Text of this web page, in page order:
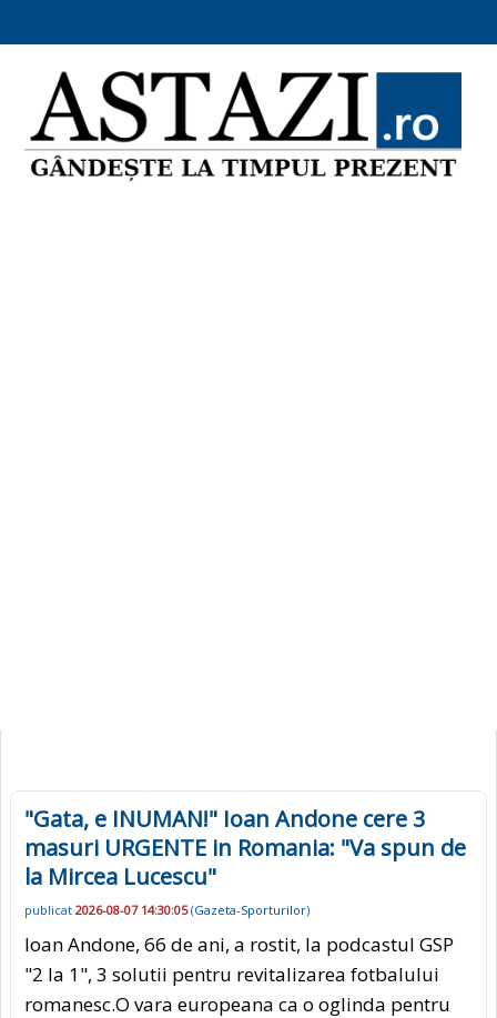
"Gata, e INUMAN!" Ioan Andone cere 3
masuri URGENTE in Romania: "Va spun de
la Mircea Lucescu"
publicat 2026-08-07 14:30:05(Gazeta-Sporturilor)
Ioan Andone, 66 de ani, a rostit, la podcastul GSP
"2 la 1", 3 solutii pentru revitalizarea fotbalului
romanesc.O vara europeana ca o oglinda pentru